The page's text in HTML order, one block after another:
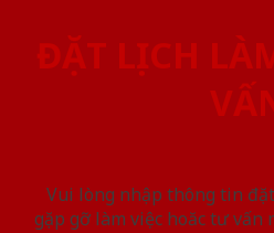
ĐẶT LỊCH
Vui lòng nhập thông tin
gặp gỡ làm việc hoăc tư vấn